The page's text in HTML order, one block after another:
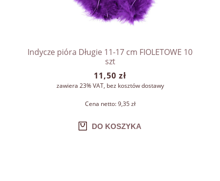
Indycze pióra Długie 11-17 cm FIOLETOWE 10
szt
11,50 zł
zawiera 23% VAT, bez kosztów dostawy
Cena netto:9,35 zł
DO KOSZYKA